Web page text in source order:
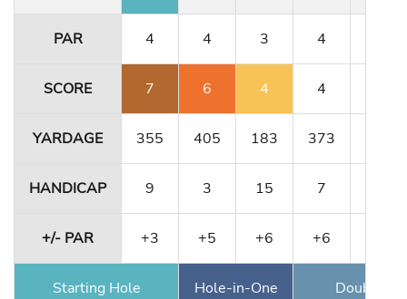
PAR 4 4 3 4
SCORE 7 6 4 4
YARDAGE 355 405 183 373
HANDICAP 9 3 15 7
+/- PAR +3 +5 +6 +6
Starting Hole Hole-in-One Double